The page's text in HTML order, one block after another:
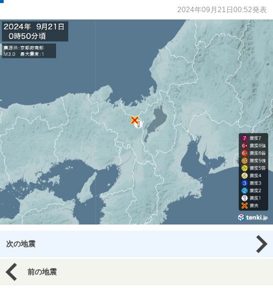
2024年09月21日00:52発表
次の地震
前の地震